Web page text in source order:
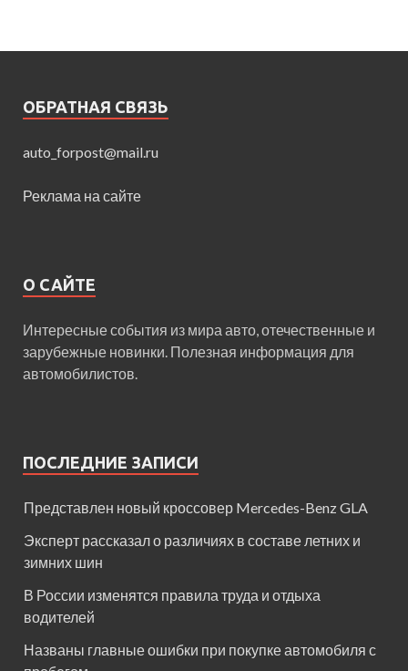
ОБРАТНАЯ СВЯЗЬ
auto_forpost@mail.ru
Реклама на сайте
О САЙТЕ
Интересные события из мира авто, отечественные и
зарубежные новинки. Полезная информация для
автомобилистов.
ПОСЛЕДНИЕ ЗАПИСИ
Представлен новый кроссовер Mercedes-Benz GLA
Эксперт рассказал о различиях в составе летних и
зимних шин
В России изменятся правила труда и отдыха
водителей
Названы главные ошибки при покупке автомобиля с